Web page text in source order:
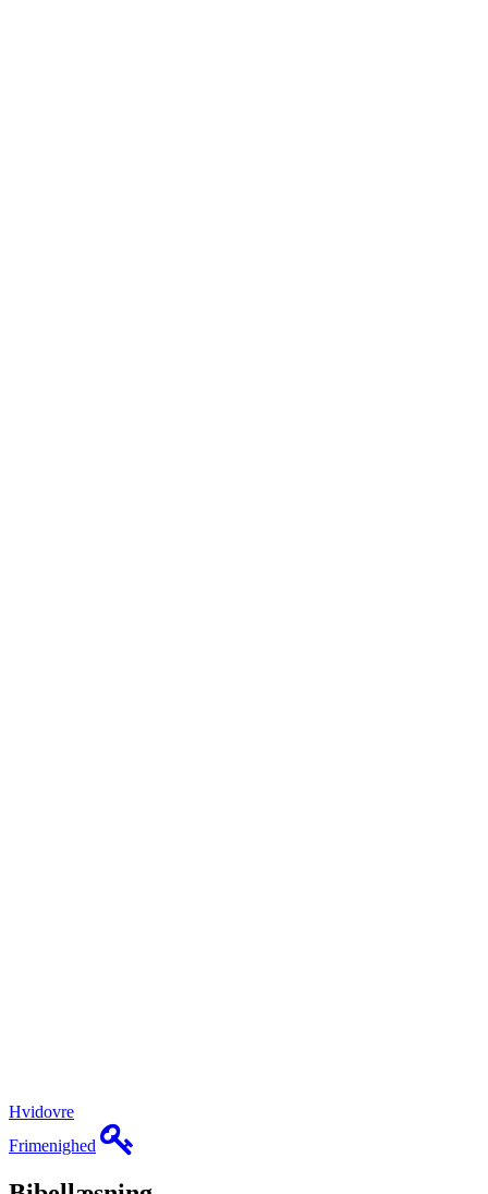
Hvidovre
Frimenighed